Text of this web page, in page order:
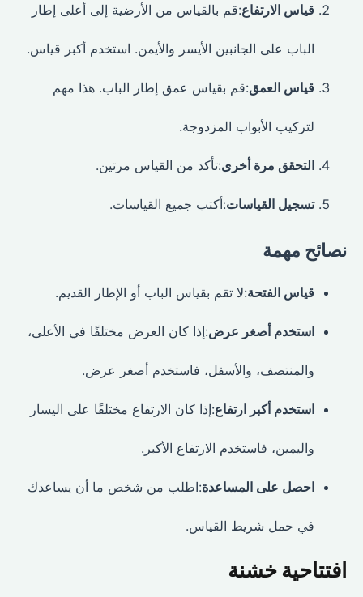
قياس الارتفاع:قم بالقياس من الأرضية إلى أعلى إطار
الباب على الجانبين الأيسر والأيمن. استخدم أكبر قياس.
قياس العمق:قم بقياس عمق إطار الباب. هذا مهم
لتركيب الأبواب المزدوجة.
التحقق مرة أخرى :تأكد من القياس مرتين.
تسجيل القياسات:أكتب جميع القياسات.
نصائح مهمة
قياس الفتحة:لا تقم بقياس الباب أو الإطار القديم.
استخدم أصغر عرض:إذا كان العرض مختلفًا في الأعلى،
والمنتصف، والأسفل، فاستخدم أصغر عرض.
استخدم أكبر ارتفاع:إذا كان الارتفاع مختلفًا على اليسار
واليمين، فاستخدم الارتفاع الأكبر.
احصل على المساعدة:اطلب من شخص ما أن يساعدك
في حمل شريط القياس.
افتتاحية خشنة